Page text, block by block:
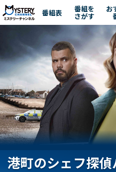
番組表 番組を
さがす
お
港町のシェフ探偵